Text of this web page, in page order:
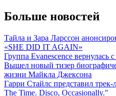
Больше новостей
Тайла и Зара Ларссон
«SHE DID IT AGAIN»
Группа Evanescence вернулась
Вышел новый тизер
жизни Майкла Джексона
Гарри Стайлс представил
The Time. Disco, Occasionally."